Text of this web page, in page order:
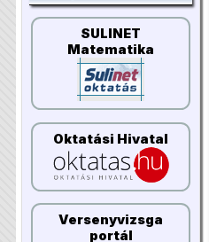
SULINET
Matematika
Oktatási Hivatal
Versenyvizsga
portál